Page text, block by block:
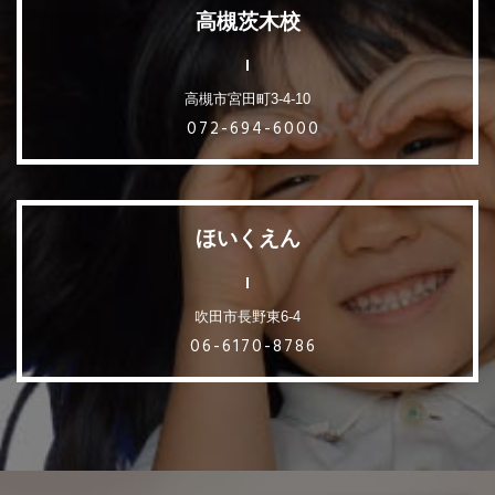
高槻茨木校
高槻市宮田町3-4-10
072-694-6000
ほいくえん
吹田市長野東6-4
06-6170-8786